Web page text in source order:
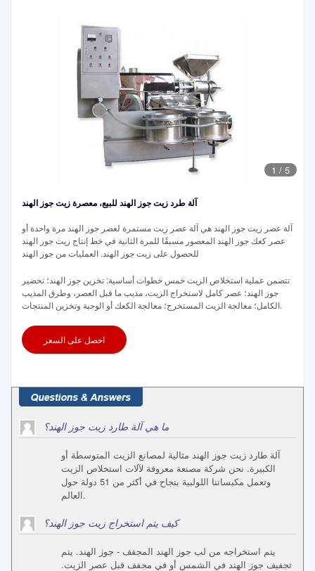
1 / 5
آلة طرد زيت جوز الهند للبيع، معصرة زيت جوز الهند
آلة عصر زيت جوز الهند هي آلة عصر زيت مستمرة لعصر جوز الهند مرة واحدة أو
عصر كعك جوز الهند المعصور مسبقًا للمرة الثانية في خط إنتاج زيت جوز الهند
للحصول على زيت جوز الهند. العمليات من جوز الهند
تتضمن عملية استخلاص الزيت خمس خطوات أساسية: تخزين جوز الهند؛ تحضير
جوز الهند؛ عصر كامل لاستخراج الزيت، مذيب ما قبل العصر، وطرق المذيب
الكامل؛ معالجة الزيت المستخرج؛ معالجة الكعك أو الوجبة وتخزين المنتجات.
احصل على السعر
ما هي آلة طارد زيت جوز الهند؟
آلة طارد زيت جوز الهند مثالية لمصانع الزيت المتوسطة أو
الكبيرة. نحن شركة مصنعة معروفة لآلات استخلاص الزيت
وتعمل مكبساتنا اللولبية بنجاح في أكثر من 51 دولة حول
العالم.
كيف يتم استخراج زيت جوز الهند؟
يتم استخراجه من لب جوز الهند المجفف - جوز الهند. يتم
تجفيف جوز الهند في الشمس أو في مجفف قبل عصر الزيت.